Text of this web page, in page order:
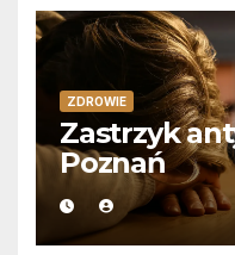
ZDROWIE
Zastrzyk
Poznań